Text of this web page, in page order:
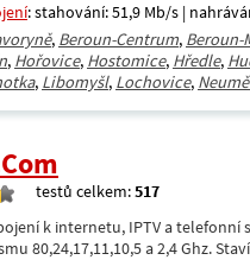
: stahování: 51,9 Mb/s |
, Beroun-Centrum, Beroun-
, Hořovice, Hostomice, Hředle,
, Libomyšl, Lochovice,
testů celkem:517
k internetu, IPTV a
80,24,17,11,10,5 a 2,4 Ghz.